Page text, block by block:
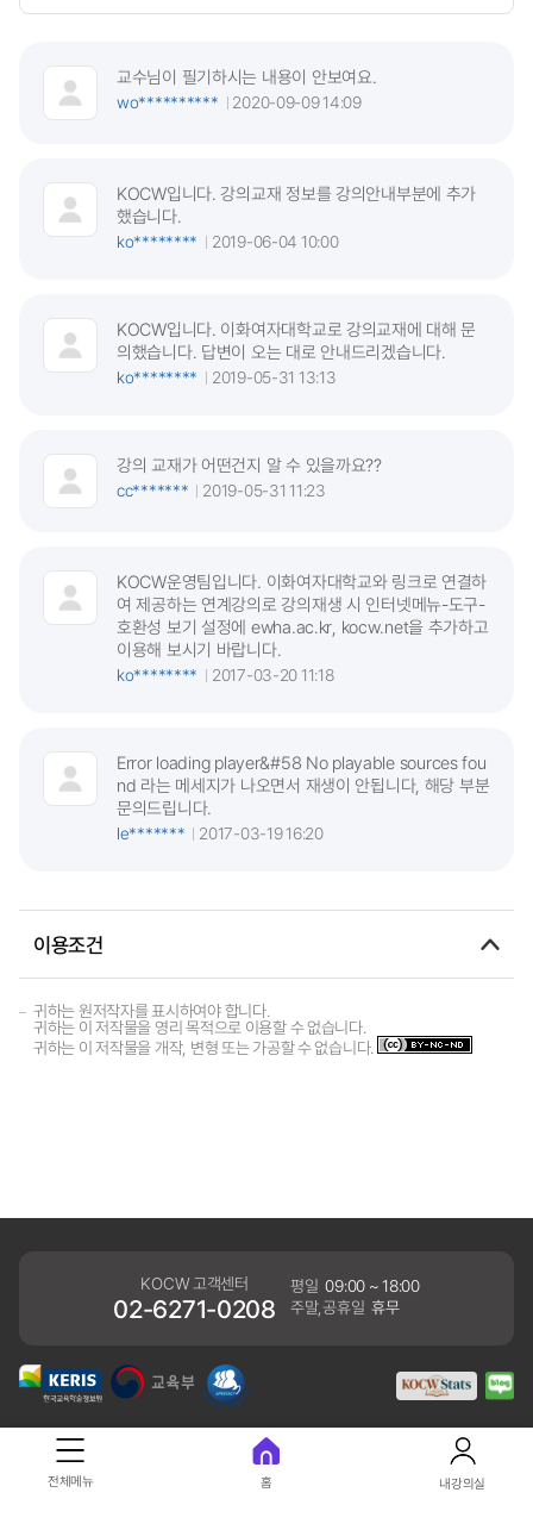
교수님이 필기하시는 내용이 안보여요.
wo**********
2020-09-09 14:09
KOCW입니다. 강의교재 정보를 강의안내부분에 추가
했습니다.
ko********
2019-06-04 10:00
KOCW입니다. 이화여자대학교로 강의교재에 대해 문
의했습니다. 답변이 오는 대로 안내드리겠습니다.
ko********
2019-05-31 13:13
강의 교재가 어떤건지 알 수 있을까요??
cc*******
2019-05-31 11:23
KOCW운영팀입니다. 이화여자대학교와 링크로 연결하
여 제공하는 연계강의로 강의재생 시 인터넷메뉴-도구-
호환성 보기 설정에 ewha.ac.kr, kocw.net을 추가하고
이용해 보시기 바랍니다.
ko********
2017-03-20 11:18
Error loading player&#58 No playable sources fou
nd 라는 메세지가 나오면서 재생이 안됩니다, 해당 부분
문의드립니다.
le*******
2017-03-19 16:20
이용조건
귀하는 원저작자를 표시하여야 합니다.
귀하는 이 저작물을 영리 목적으로 이용할 수 없습니다.
귀하는 이 저작물을 개작, 변형 또는 가공할 수 없습니다.
KOCW 고객센터
02-6271-0208
평일 09:00 ~ 18:00
주말,공휴일 휴무
개인정보처리방침
41061 대구광역시 동구 동내로 64 (동내동 1119) 우)41061
전체메뉴 홈 내강의실